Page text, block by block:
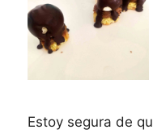
Estoy segura de